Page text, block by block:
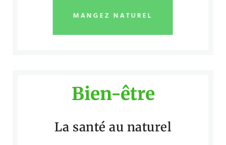
MANGEZ NATUREL
Bien-être
La santé au naturel